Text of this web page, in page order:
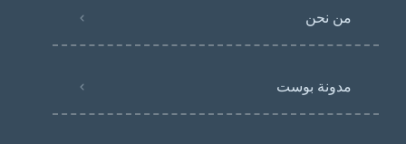
من نحن
مدونة بوست